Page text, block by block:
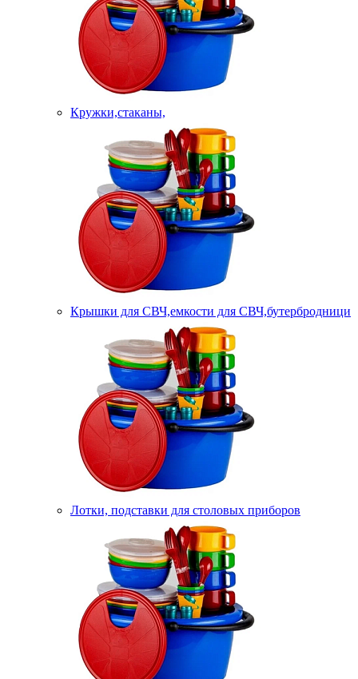
Кружки,стаканы,
Крышки для СВЧ,емкости для СВЧ,бутербродници
Лотки, подставки для столовых приборов